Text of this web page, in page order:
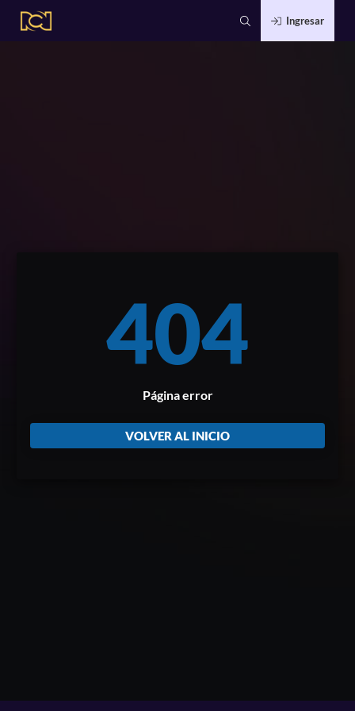
Ingresar
404
Página error
VOLVER AL INICIO